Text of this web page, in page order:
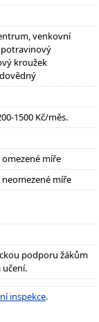
venkovní
kroužek
1500 Kč/měs.
míře
míře
podporu žákům
inspekce.